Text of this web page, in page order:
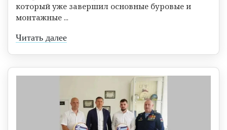
который уже завершил основные буровые и
монтажные ...
Читать далее